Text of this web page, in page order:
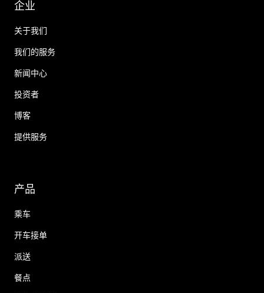
企业
关于我们
我们的服务
新闻中心
投资者
博客
提供服务
产品
乘车
开车接单
派送
餐点